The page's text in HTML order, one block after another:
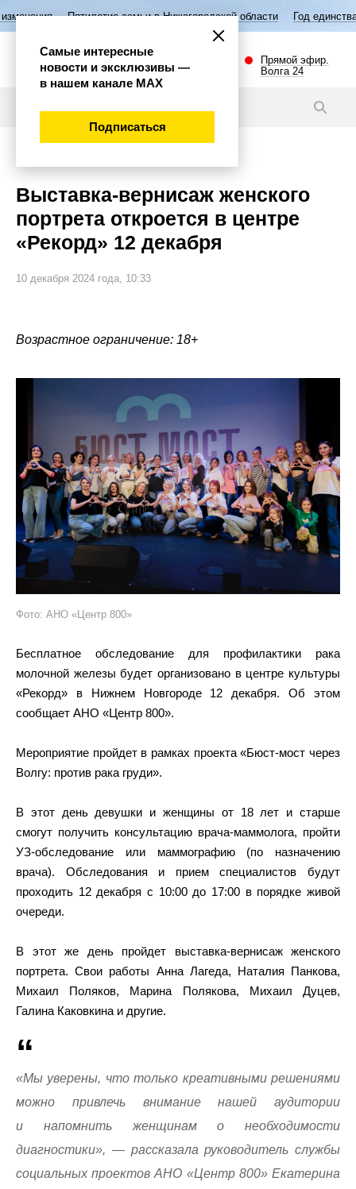
семьи в Нижегородской области Год единства народов России
Прямой эфир.
Волга 24
Выставка-вернисаж женского
портрета откроется в центре
«Рекорд» 12 декабря
10 декабря 2024 года, 10:33
Возрастное ограничение: 18+
Фото: АНО «Центр 800»
Бесплатное обследование для профилактики рака
молочной железы будет организовано в центре культуры
«Рекорд» в Нижнем Новгороде 12 декабря. Об этом
сообщает АНО «Центр 800».
Мероприятие пройдет в рамках проекта «Бюст-мост через
Волгу: против рака груди».
В этот день девушки и женщины от 18 лет и старше
смогут получить консультацию врача-маммолога, пройти
УЗ-обследование или маммографию (по назначению
врача). Обследования и прием специалистов будут
проходить 12 декабря с 10:00 до 17:00 в порядке живой
очереди.
В этот же день пройдет выставка-вернисаж женского
портрета. Свои работы Анна Лагеда, Наталия Панкова,
Михаил Поляков, Марина Полякова, Михаил Дуцев,
Галина Каковкина и другие.
«Мы уверены, что только креативными решениями
можно привлечь внимание нашей аудитории
и напомнить женщинам о необходимости
диагностики», — рассказала руководитель службы
социальных проектов АНО «Центр 800» Екатерина
Самые интересные
новости и эксклюзивы —
в нашем канале МАХ
Подписаться